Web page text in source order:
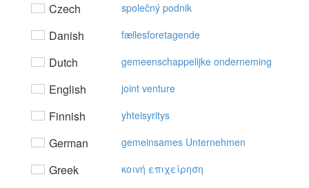
Czech společný podnik
Danish fællesforetagende
Dutch gemeenschappelijke onderneming
English joint venture
Finnish yhteisyritys
German gemeinsames Unternehmen
Greek κoιvή επιχείρηση